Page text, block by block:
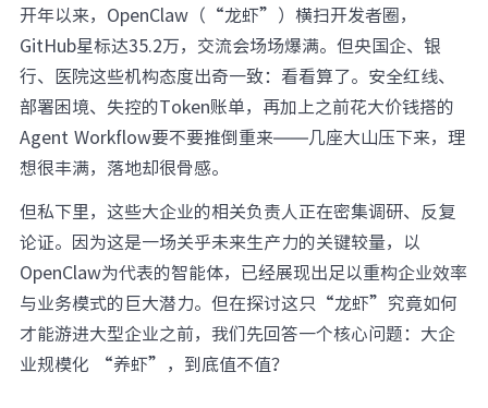
开年以来，OpenClaw（“龙虾”）横扫开发者圈，
GitHub星标达35.2万，交流会场场爆满。但央国企、银
行、医院这些机构态度出奇一致：看看算了。安全红线、
部署困境、失控的Token账单，再加上之前花大价钱搭的
Agent Workflow要不要推倒重来——几座大山压下来，理
想很丰满，落地却很骨感。
但私下里，这些大企业的相关负责人正在密集调研、反复
论证。因为这是一场关乎未来生产力的关键较量，以
OpenClaw为代表的智能体，已经展现出足以重构企业效率
与业务模式的巨大潜力。但在探讨这只“龙虾”究竟如何
才能游进大型企业之前，我们先回答一个核心问题：大企
业规模化 “养虾”，到底值不值？